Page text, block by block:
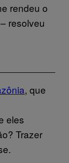
rendeu o
resolveu
, que
eles
Trazer